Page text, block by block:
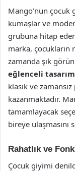
Mango’nun
kumaşlar ve
grubuna hitap
marka, çocukların
zamanda şık
eğlenceli
klasik ve
kazanmaktadır.
tamamlayacak
bireye ulaşmasını
Rahatlık ve
Çocuk giyimi